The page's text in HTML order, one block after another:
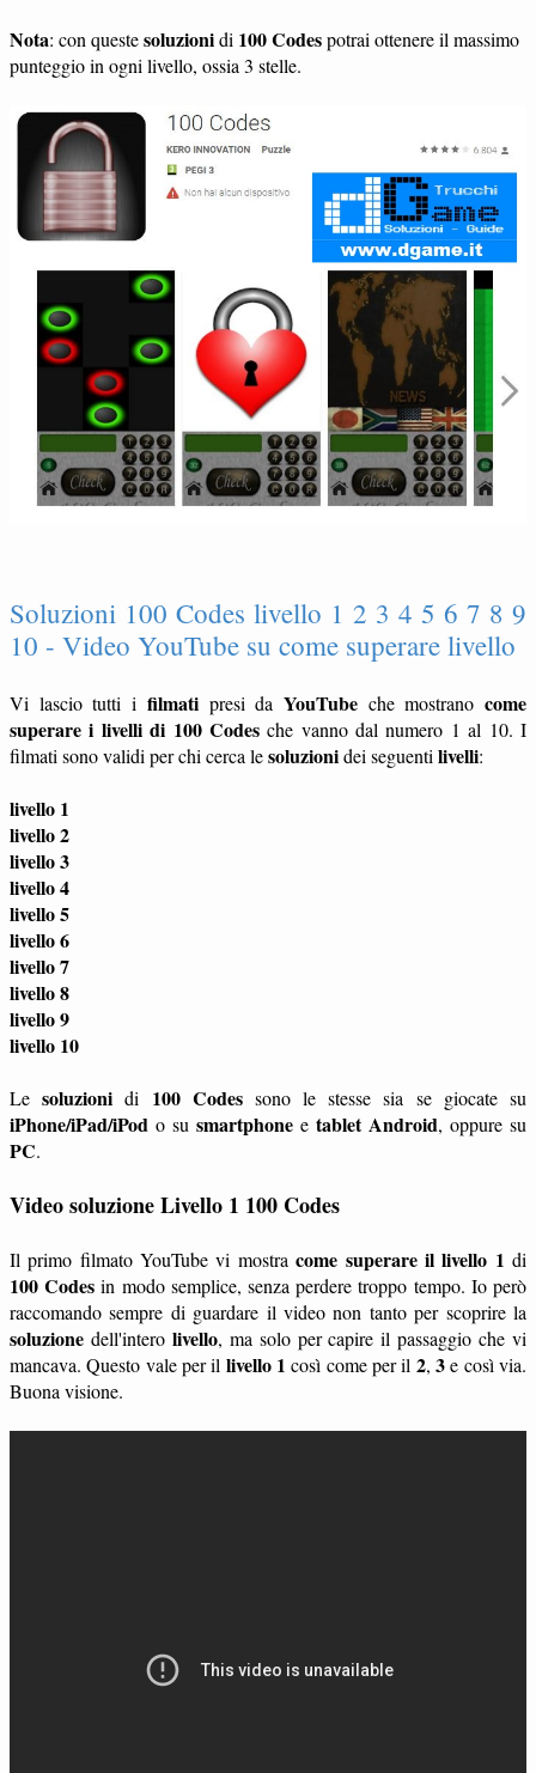
Nota: con questesoluzionidi 100 Codespotrai ottenere il massimo
punteggio in ogni livello, ossia 3 stelle.
Soluzioni 100 Codes livello 1 2 3 4 5 6 7 8 9
10 - Video YouTube su come superare livello
Vi lascio tutti i filmatipresi da YouTubeche mostranocome
superare i livelli di 100 Codesche vanno dal numero 1 al 10. I
filmati sono validi per chi cerca lesoluzionidei seguenti livelli:
livello 1
livello 2
livello 3
livello 4
livello 5
livello 6
livello 7
livello 8
livello 9
livello 10
Lesoluzioni di 100 Codessono le stesse sia se giocate su
iPhone/iPad/iPod o su smartphone e tablet Android, oppure su
PC.
Video soluzione Livello 1 100 Codes
Il primo filmato YouTube vi mostracome superare il livello 1 di
100 Codes in modo semplice, senza perdere troppo tempo. Io però
raccomando sempre di guardare il video non tanto per scoprire la
soluzione dell'intero livello, ma solo per capire il passaggio che vi
mancava. Questo vale per il livello 1 così come per il 2,3e così via.
Buona visione.